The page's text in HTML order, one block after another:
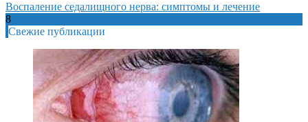
Воспаление седалищного нерва: симптомы и лечение
8
Свежие публикации